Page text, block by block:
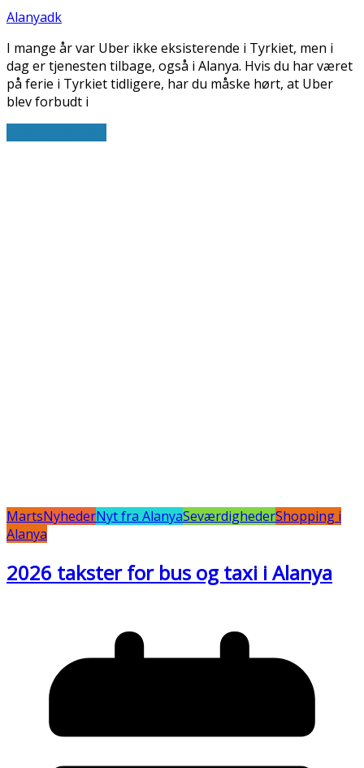
Alanyadk
I mange år var Uber ikke eksisterende i Tyrkiet, men i
dag er tjenesten tilbage, også i Alanya. Hvis du har været
på ferie i Tyrkiet tidligere, har du måske hørt, at Uber
blev forbudt i
MartsNyhederNyt fra AlanyaSeværdighederShopping i
Alanya
2026 takster for bus og taxi i Alanya